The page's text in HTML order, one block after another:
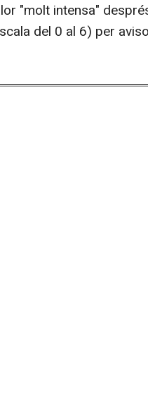
"molt intensa"
del 0 al 6) per